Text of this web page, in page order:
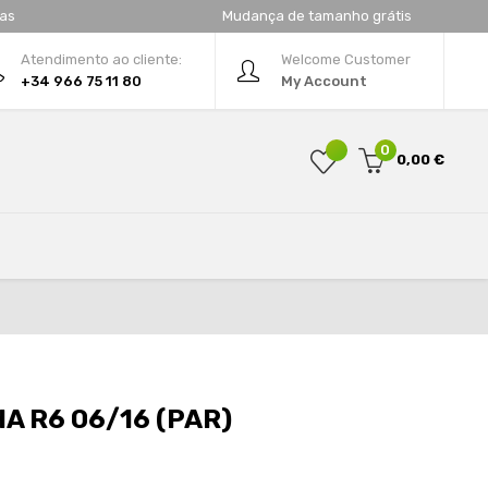
Mudança de tamanho grátis
Welcome Customer
My Account
Atendimento ao cliente:
+34 966 75 11 80
0
0,00 €
R6 06/16 (PAR)